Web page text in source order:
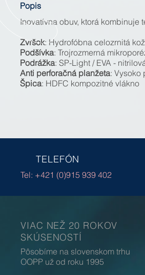
Popis
Inovatívna obuv, ktorá
Zvršok: Hydrofóbna celozrnitá
Podšívka: Trojrozmerná
Podrážka: SP-Light / EVA -
Anti perforačná planžeta: Vysoko
Špica: HDFC kompozitné vlákno
TELEFÓN
Tel: +421 (0)915 939 402
VIAC NEŽ 20 ROKOV
SKÚSENOSTÍ
Pôsobíme na slovenskom trhu
OOPP už od roku 1995